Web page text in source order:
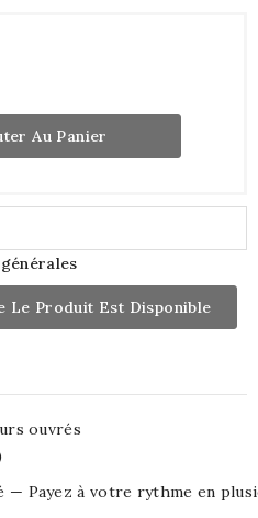
Au Panier
Le Produit Est Disponible
ouvrés
— Payez à votre rythme en